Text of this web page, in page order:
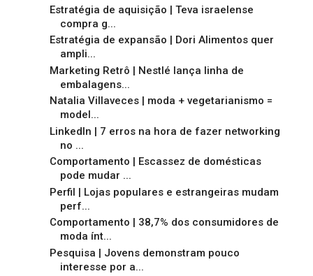
Estratégia de aquisição | Teva israelense
compra g...
Estratégia de expansão | Dori Alimentos quer
ampli...
Marketing Retrô | Nestlé lança linha de
embalagens...
Natalia Villaveces | moda + vegetarianismo =
model...
LinkedIn | 7 erros na hora de fazer networking
no ...
Comportamento | Escassez de domésticas
pode mudar ...
Perfil | Lojas populares e estrangeiras mudam
perf...
Comportamento | 38,7% dos consumidores de
moda ínt...
Pesquisa | Jovens demonstram pouco
interesse por a...